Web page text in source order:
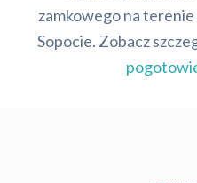
zamkowego na terenie
Sopocie. Zobacz